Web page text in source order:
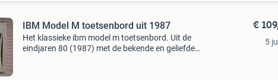
IBM Model M toetsenbord uit 1987
Het klassieke ibm model m toetsenbord. Uit de
eindjaren 80 (1987) met de bekende en geliefde
€
5